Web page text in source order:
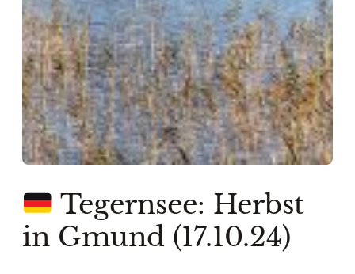
Tegernsee: Herbst
in Gmund (17.10.24)